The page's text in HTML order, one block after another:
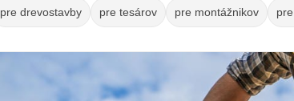
pre drevostavby pre tesárov pre montážnikov